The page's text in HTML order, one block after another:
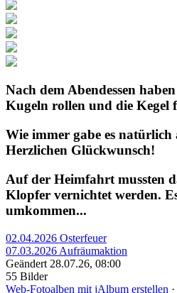
Nach dem Abendessen
Kugeln rollen und die Kegel
Wie immer gabe es natürlich
Herzlichen Glückwunsch!
Auf der Heimfahrt mussten
Klopfer vernichtet werden.
umkommen...
02.04.2026 Osterfeuer
07.03.2026 Aufräumaktion
Geändert 28.07.26, 08:00
55 Bilder
Web-Fotoalben mit jAlbum erstellen ·